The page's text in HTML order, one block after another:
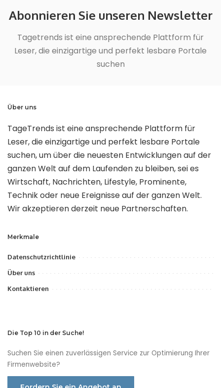
Abonnieren Sie unseren Newsletter
Tagetrends ist eine ansprechende Plattform für
Leser, die einzigartige und perfekt lesbare Portale
suchen
Über uns
TageTrends ist eine ansprechende Plattform für
Leser, die einzigartige und perfekt lesbare Portale
suchen, um über die neuesten Entwicklungen auf der
ganzen Welt auf dem Laufenden zu bleiben, sei es
Wirtschaft, Nachrichten, Lifestyle, Prominente,
Technik oder neue Ereignisse auf der ganzen Welt.
Wir akzeptieren derzeit neue Partnerschaften.
Merkmale
Datenschutzrichtlinie
Über uns
Kontaktieren
Die Top 10 in der Suche!
Suchen Sie einen zuverlässigen Service zur Optimierung Ihrer
Firmenwebsite?